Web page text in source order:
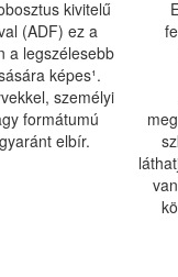
kivitelű
(ADF) ez a
a legszélesebb
képes¹.
személyi
formátumú
elbír.